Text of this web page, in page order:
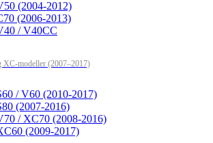
(2004-2012)
(2006-2013)
/ V40CC
XC-modeller (2007–2017)
/ V60 (2010-2017)
(2007-2016)
/ XC70 (2008-2016)
(2009-2017)